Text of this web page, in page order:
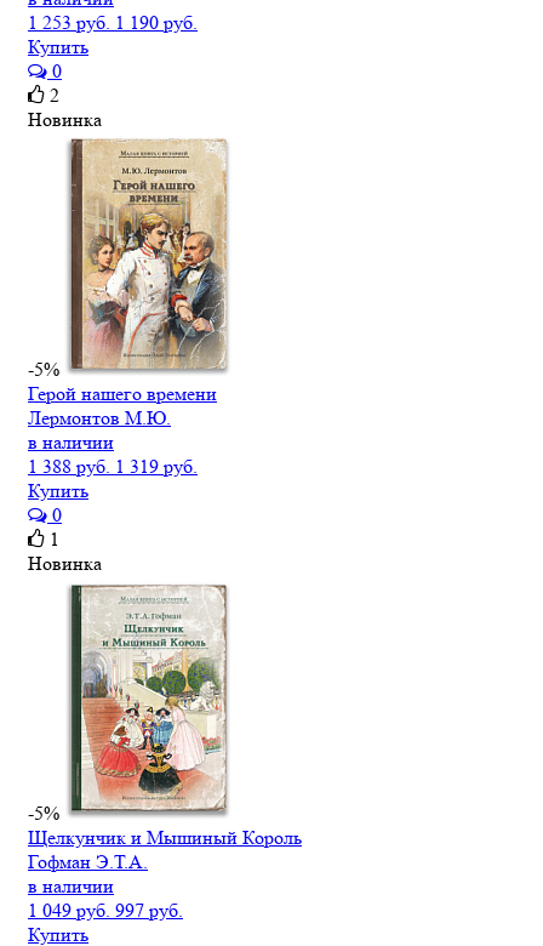
1 253 руб. 1 190 руб.
Купить
0
2
Новинка
-5%
Герой нашего времени
Лермонтов М.Ю.
в наличии
1 388 руб. 1 319 руб.
Купить
0
1
Новинка
-5%
Щелкунчик и Мышиный Король
Гофман Э.Т.А.
в наличии
1 049 руб. 997 руб.
Купить